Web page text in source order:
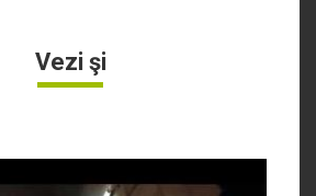
Vezi şi